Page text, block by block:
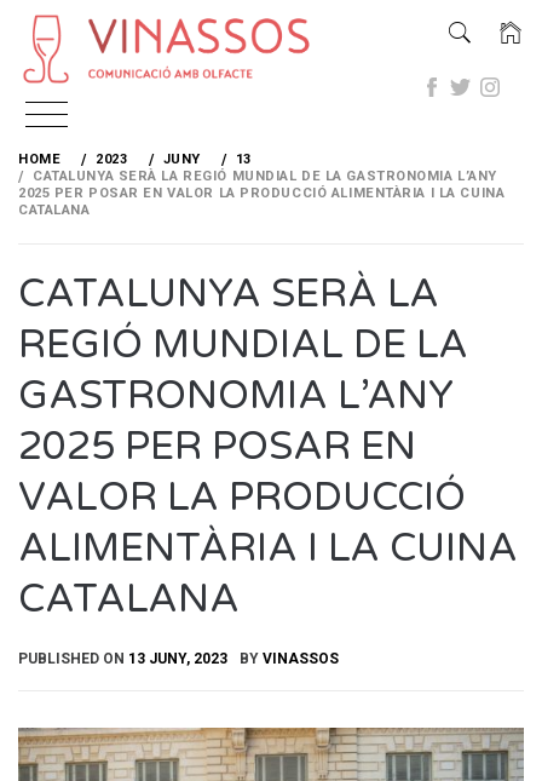
Skip
content
HOME 2023 JUNY
13
CATALUNYA SERÀ LA REGIÓ MUNDIAL DE LA GASTRONOMIA L’ANY
2025 PER POSAR EN VALOR LA PRODUCCIÓ ALIMENTÀRIA I LA CUINA
CATALANA
CATALUNYA SERÀ LA
REGIÓ MUNDIAL DE LA
GASTRONOMIA L’ANY
2025 PER POSAR EN
VALOR LA PRODUCCIÓ
ALIMENTÀRIA I LA CUINA
CATALANA
PUBLISHED ON 13 JUNY, 2023 BY VINASSOS